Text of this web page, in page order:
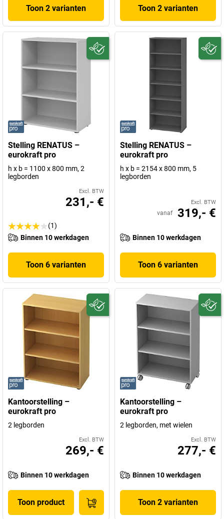
Toon 2 varianten Toon 2 varianten
Stelling RENATUS –
eurokraft pro
h x b = 1100 x 800 mm, 2
legborden
Excl. BTW
231,- €
(1)
Binnen 10 werkdagen
Toon 6 varianten
Stelling RENATUS –
eurokraft pro
h x b = 2154 x 800 mm, 5
legborden
Excl. BTW
vanaf 319,- €
Binnen 10 werkdagen
Toon 6 varianten
Kantoorstelling –
eurokraft pro
2 legborden
Excl. BTW
269,- €
Binnen 10 werkdagen
Toon product
Kantoorstelling –
eurokraft pro
2 legborden, met wielen
Excl. BTW
277,- €
Binnen 10 werkdagen
Toon 2 varianten